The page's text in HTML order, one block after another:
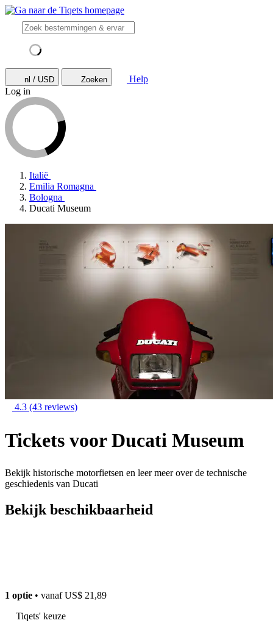
nl / USD Zoeken
Help
Log in
Italië
Emilia Romagna
Bologna
Ducati Museum
4.3 (43 reviews)
Tickets voor Ducati Museum
Bekijk historische motorfietsen en leer meer over de technische
geschiedenis van Ducati
Bekijk beschikbaarheid
1 optie • vanafUS$ 21,89
Tiqets' keuze